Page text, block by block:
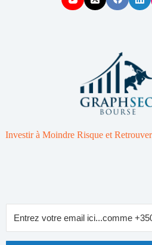
Investir à Moindre Risque et